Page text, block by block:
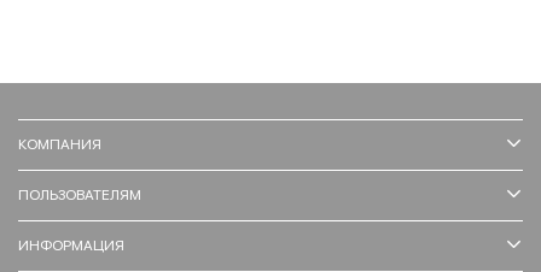
КОМПАНИЯ
ПОЛЬЗОВАТЕЛЯМ
ИНФОРМАЦИЯ